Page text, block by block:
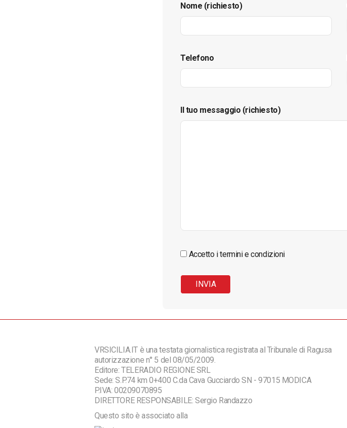
Nome (richiesto)
Telefono
Il tuo messaggio (richiesto)
Accetto i termini e condizioni
VRSICILIA.IT è una testata giornalistica registrata al Tribunale di Ragusa
autorizzazione n° 5 del 08/05/2009.
Editore: TELERADIO REGIONE SRL
Sede: S.P.74 km 0+400 C.da Cava Gucciardo SN - 97015 MODICA
P.IVA: 00209070895
DIRETTORE RESPONSABILE: Sergio Randazzo
Questo sito è associato alla